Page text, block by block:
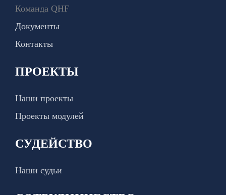
Команда QHF
Документы
Контакты
ПРОЕКТЫ
Наши проекты
Проекты модулей
СУДЕЙСТВО
Наши судьи